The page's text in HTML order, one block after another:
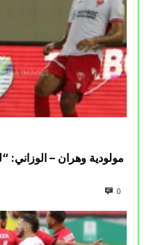
مولودية وهران – الوزاني:
0